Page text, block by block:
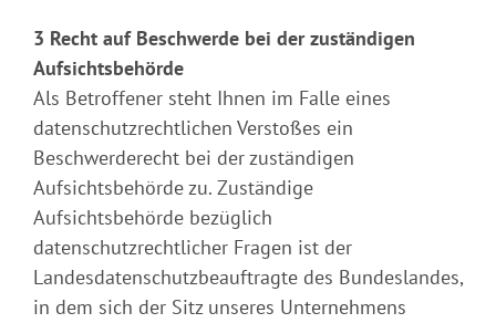
3 Recht auf Beschwerde bei der zuständigen
Aufsichtsbehörde
Als Betroffener steht Ihnen im Falle eines
datenschutzrechtlichen Verstoßes ein
Beschwerderecht bei der zuständigen
Aufsichtsbehörde zu. Zuständige
Aufsichtsbehörde bezüglich
datenschutzrechtlicher Fragen ist der
Landesdatenschutzbeauftragte des Bundeslandes,
in dem sich der Sitz unseres Unternehmens